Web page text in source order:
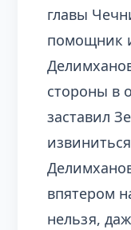
главы
помощник
стороны в
заставил
впятером
нельзя,